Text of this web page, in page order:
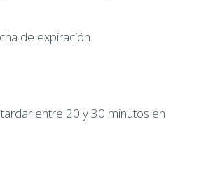
de expiración.
entre 20 y 30 minutos en